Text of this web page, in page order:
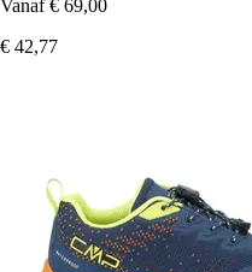
Vanaf € 69,00
€ 42,77